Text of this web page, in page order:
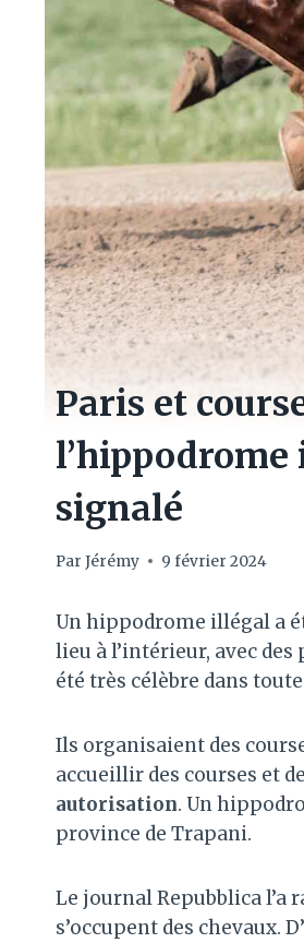
Paris et
l’hippodrome
signalé
Par Jérémy 9 février 2024
Un hippodrome illégal a
lieu à l’intérieur, avec
été très célèbre dans
Ils organisaient des
accueillir des courses et
autorisation. Un
province de Trapani.
Le journal Repubblica l’a
s’occupent des chevaux.